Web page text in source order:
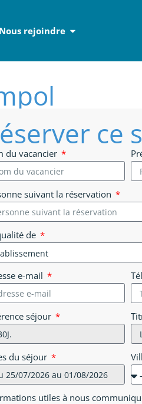
Nous rejoindre
ce
du vacancier
suivant la réservation
de
e-mail
séjour
du séjour
utiles à nous